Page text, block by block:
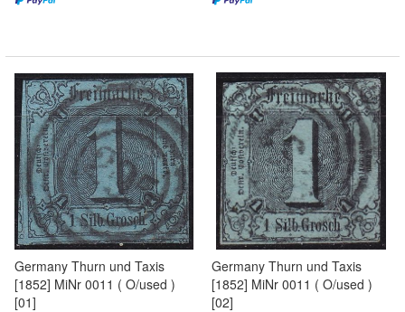
Germany Thurn und Taxis
[1852] MiNr 0011 ( O/used )
[01]
Germany Thurn und Taxis
[1852] MiNr 0011 ( O/used )
[02]